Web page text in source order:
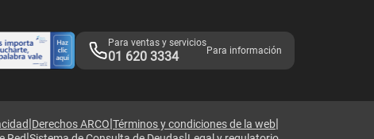
Para ventas y servicios
01 620 3334 Para información
|Derechos ARCO|Términos y condiciones de la web|